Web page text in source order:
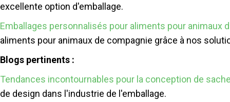
excellente option d'emballage.
Emballages personnalisés pour aliments pour animaux
aliments pour animaux de compagnie grâce à nos
Blogs pertinents :
Tendances incontournables pour la conception de
de design dans l'industrie de l'emballage.